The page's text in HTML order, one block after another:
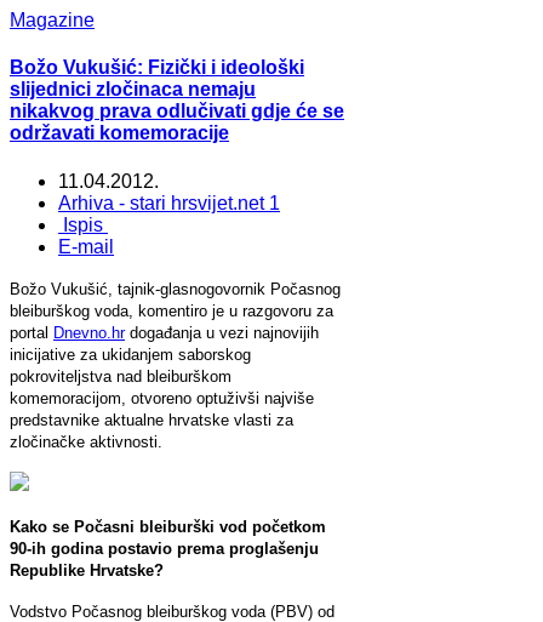
Magazine
Božo Vukušić: Fizički i ideološki
slijednici zločinaca nemaju
nikakvog prava odlučivati gdje će se
održavati komemoracije
11.04.2012.
Arhiva - stari hrsvijet.net 1
Ispis
E-mail
Božo Vukušić, tajnik-glasnogovornik Počasnog
bleiburškog voda, komentiro je u razgovoru za
portal Dnevno.hrdogađanja u vezi najnovijih
inicijative za ukidanjem saborskog
pokroviteljstva nad bleiburškom
komemoracijom, otvoreno optuživši najviše
predstavnike aktualne hrvatske vlasti za
zločinačke aktivnosti.
Kako se Počasni bleiburški vod početkom
90-ih godina postavio prema proglašenju
Republike Hrvatske?
Vodstvo Počasnog bleiburškog voda (PBV) od